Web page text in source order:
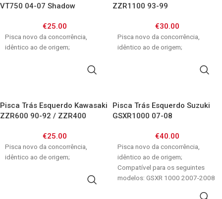
VT750 04-07 Shadow
€25.00
Pisca novo da concorrência,
idêntico ao de origem;
ZZR1100 93-99
€30.00
Pisca novo da concorrência,
idêntico ao de origem;
Pisca Trás Esquerdo Kawasaki
ZZR600 90-92 / ZZR400
€25.00
Pisca novo da concorrência,
idêntico ao de origem;
Pisca Trás Esquerdo Suzuki
GSXR1000 07-08
€40.00
Pisca novo da concorrência,
idêntico ao de origem;
Compatível para os seguintes
modelos: GSXR 1000 2007-2008